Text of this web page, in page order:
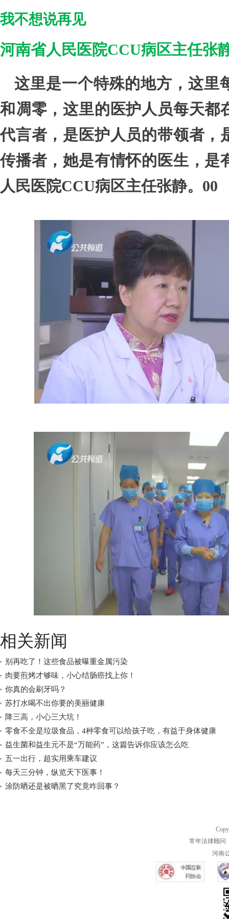
我不想说再见
河南省人民医院CCU病区主任张
这里是一个特殊的地方，这里
和凋零，这里的医护人员每天都
代言者，是医护人员的带领者，
传播者，她是有情怀的医生，是
人民医院CCU病区主任张静。00
相关新闻
别再吃了！这些食品被曝重金属污染
肉要煎烤才够味，小心结肠癌找上你！
你真的会刷牙吗？
苏打水喝不出你要的美丽健康
降三高，小心三大坑！
零食不全是垃圾食品，4种零食可以给孩子吃，有益于身体健康
益生菌和益生元不是“万能药”，这篇告诉你应该怎么吃
五一出行，超实用乘车建议
每天三分钟，纵览天下医事！
涂防晒还是被晒黑了究竟咋回事？
常年法律顾问
河南